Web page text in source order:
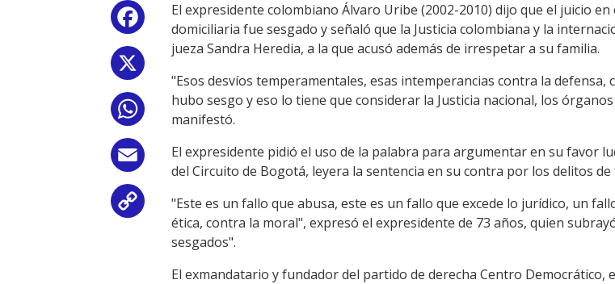
Facebook
WhatsApp
Email
Copy
Link
El expresidente colombiano Álvaro Uribe (2002-2010) dijo que el juicio
domiciliaria fue sesgado y señaló que la Justicia colombiana y la
jueza Sandra Heredia, a la que acusó además de irrespetar a su familia.
"Esos desvíos temperamentales, esas intemperancias contra la
hubo sesgo y eso lo tiene que considerar la Justicia nacional, los
manifestó.
El expresidente pidió el uso de la palabra para argumentar en su favor
del Circuito de Bogotá, leyera la sentencia en su contra por los delitos
"Este es un fallo que abusa, este es un fallo que excede lo jurídico, un
ética, contra la moral", expresó el expresidente de 73 años, quien
sesgados".
El exmandatario y fundador del partido de derecha Centro